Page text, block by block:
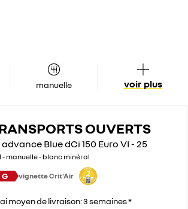
manuelle voir plus
OUVERTS
advance Blue dCi 150 Euro VI - 25
- manuelle - blanc minéral
G vignette Crit'Air
moyen de livraison: 3 semaines *